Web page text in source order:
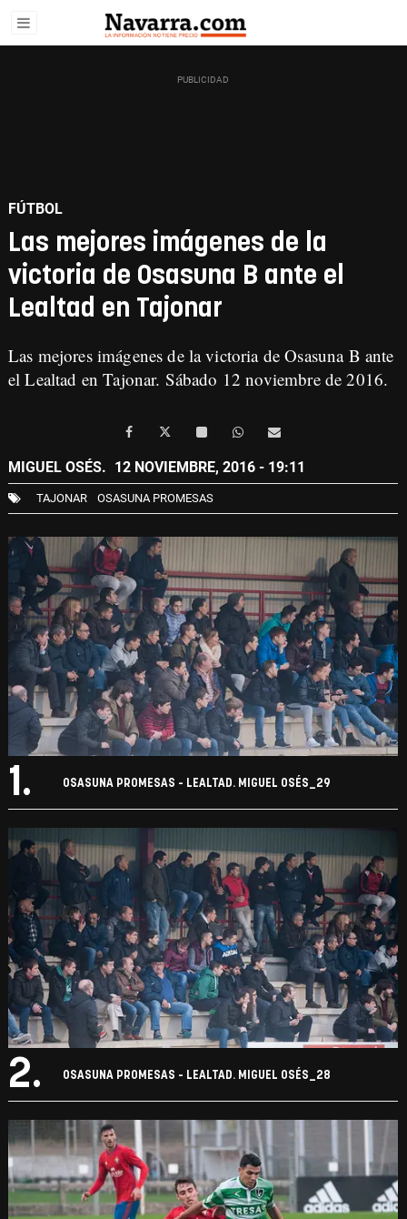
FÚTBOL
Las mejores imágenes de la
victoria de Osasuna B ante el
Lealtad en Tajonar
Las mejores imágenes de la victoria de Osasuna B ante
el Lealtad en Tajonar. Sábado 12 noviembre de 2016.
MIGUEL OSÉS. 12 NOVIEMBRE, 2016 - 19:11
TAJONAR OSASUNA PROMESAS
1. OSASUNA PROMESAS - LEALTAD. MIGUEL OSÉS_29
2. OSASUNA PROMESAS - LEALTAD. MIGUEL OSÉS_28